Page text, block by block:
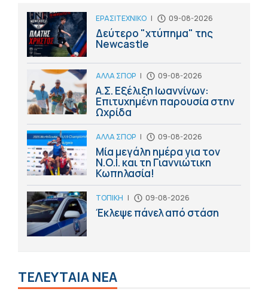
ΕΡΑΣΙΤΕΧΝΙΚΟ | 09-08-2026
Δεύτερο "χτύπημα" της
Newcastle
ΑΛΛΑ ΣΠΟΡ | 09-08-2026
Α.Σ. Εξέλιξη Ιωαννίνων:
Επιτυχημένη παρουσία στην
Ωχρίδα
ΑΛΛΑ ΣΠΟΡ | 09-08-2026
Μία μεγάλη ημέρα για τον
Ν.Ο.Ι. και τη Γιαννιώτικη
Κωπηλασία!
ΤΟΠΙΚΗ | 09-08-2026
Έκλεψε πάνελ από στάση
ΤΕΛΕΥΤΑΙΑ ΝΕΑ